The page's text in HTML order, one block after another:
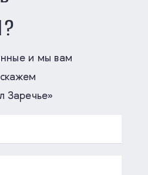
и мы вам
Заречье»